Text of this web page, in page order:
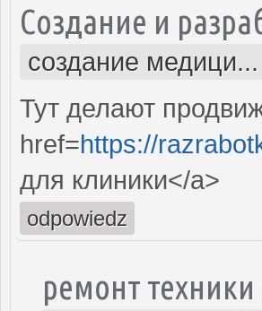
Создание и
создание
Тут делают
href=https://
для клиники</a>
odpowiedz
ремонт